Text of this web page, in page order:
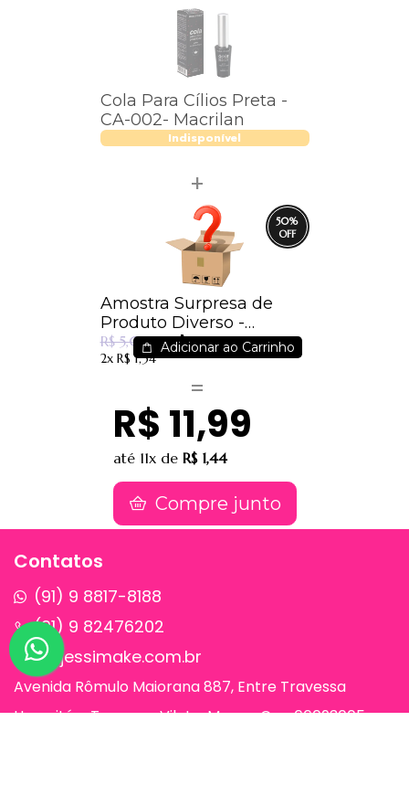
Cola Para Cílios Preta -
CA-002- Macrilan
Indisponível
50%
Amostra Surpresa de
Produto Diverso -
Surpreenda-se
R$ 5,00 R$ 2,49
2x R$ 1,34
Adicionar ao Carrinho
R$ 11,99
até 11x de R$ 1,44
Compre junto
Contatos
(91) 9 8817-8188
(91) 9 82476202
sac@jessimake.com.br
Avenida Rômulo Maiorana 887, Entre Travessa
Humaitá e Travessa Vileta, Marco, Cep 66093005,